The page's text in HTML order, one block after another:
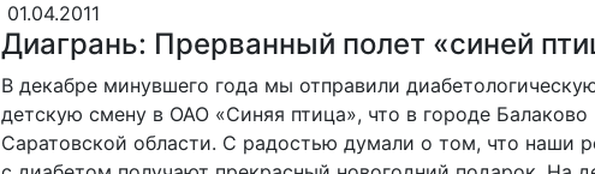
01.04.2011
Диагрань: Прерванный полет «синей
В декабре минувшего года мы отправили
детскую смену в ОАО «Синяя птица», что в городе Балаково
Саратовской области. С радостью думали о том, что наши